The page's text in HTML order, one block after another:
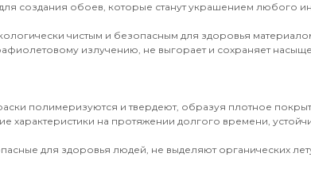
создания обоев, которые станут украшением любого
чистым и безопасным для здоровья
излучению, не выгорает и сохраняет
полимеризуются и твердеют, образуя плотное
характеристики на протяжении долгого времени,
для здоровья людей, не выделяют органических